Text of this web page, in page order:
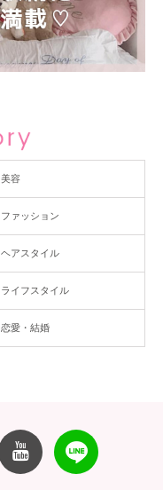
美容
ファッション
ヘアスタイル
ライフスタイル
恋愛・結婚